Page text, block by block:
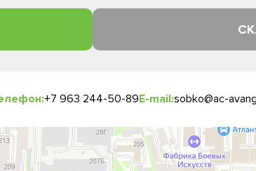
+7 963 244-50-89E-mail:sobko@ac-